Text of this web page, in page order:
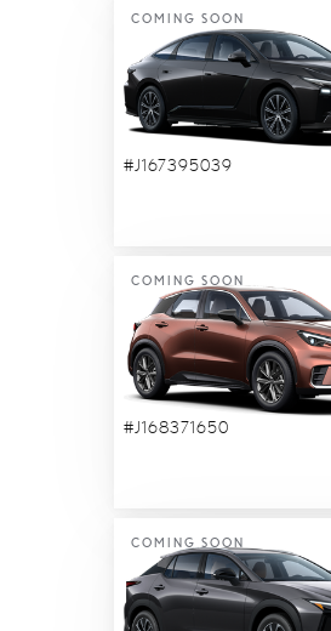
COMING SOON
#J167395039
COMING SOON
#J168371650
COMING SOON